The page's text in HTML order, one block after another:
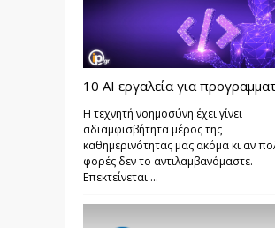
10 AI εργαλεία για
Η τεχνητή νοημοσύνη έχει γίνει
αδιαμφισβήτητα μέρος της
καθημερινότητας μας ακόμα κι αν
φορές δεν το αντιλαμβανόμαστε.
Επεκτείνεται ...